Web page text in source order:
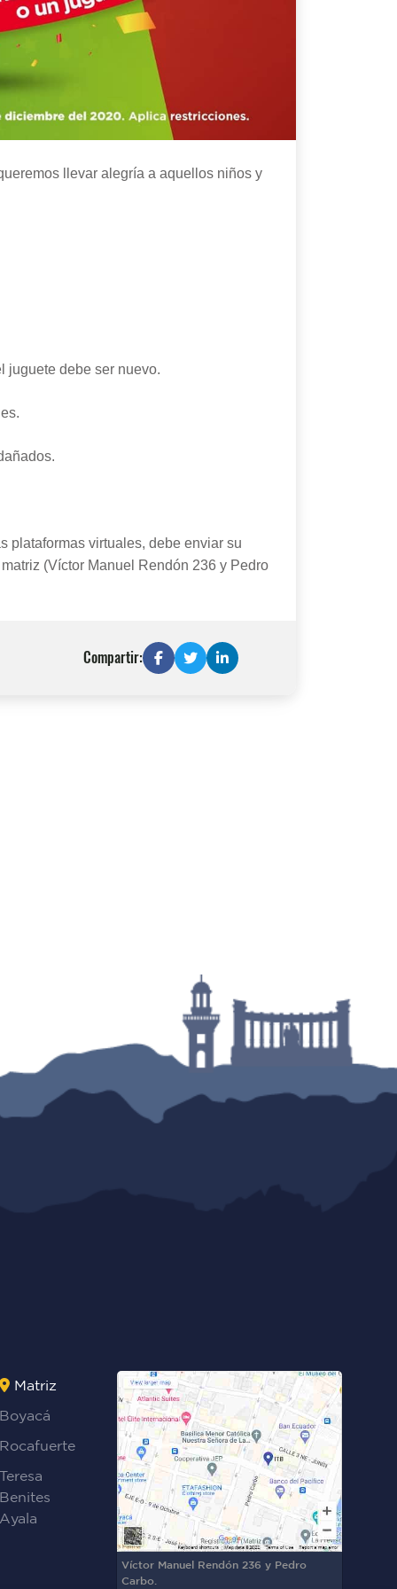
llevar alegría a aquellos niños y
juguete debe ser nuevo.
plataformas virtuales, debe enviar su
(Víctor Manuel Rendón 236 y Pedro
Compartir:
Matriz
Boyacá
Rocafuerte
Teresa
Benites
Ayala
Víctor Manuel Rendón 236 y Pedro
Carbo.